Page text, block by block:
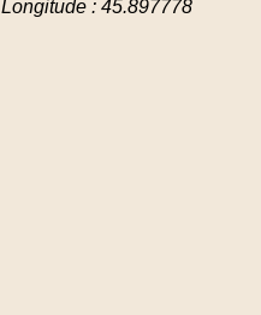
Longitude : 45.897778